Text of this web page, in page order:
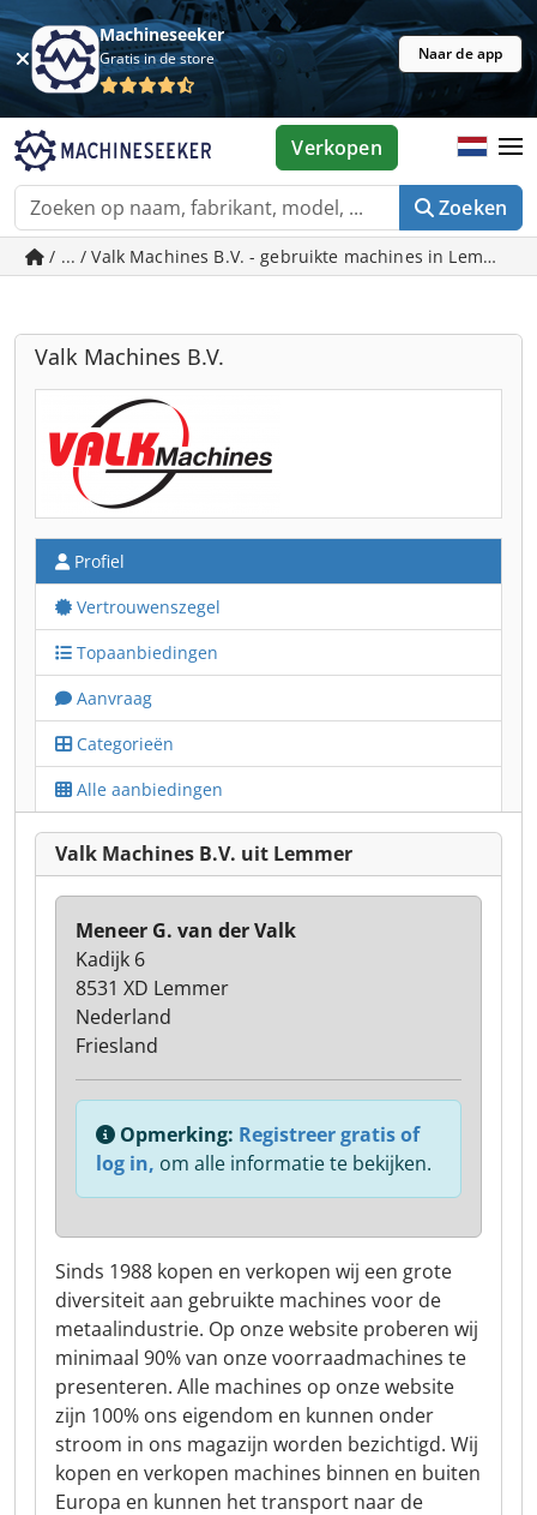
Machineseeker
Gratis in de store Naar de app
Zoeken
Verkopen
/ ... / Valk Machines B.V. - gebruikte machines in Lemmer
Valk Machines B.V.
Profiel
Vertrouwenszegel
Topaanbiedingen
Aanvraag
Categorieën
Alle aanbiedingen
Valk Machines B.V. uit Lemmer
Sinds 1988 kopen en verkopen wij een grote
diversiteit aan gebruikte machines voor de
metaalindustrie. Op onze website proberen wij
minimaal 90% van onze voorraadmachines te
presenteren. Alle machines op onze website
zijn 100% ons eigendom en kunnen onder
stroom in ons magazijn worden bezichtigd. Wij
kopen en verkopen machines binnen en buiten
Europa en kunnen het transport naar de
Meneer G. van der Valk
Kadijk 6
8531 XD Lemmer
Nederland
Friesland
Opmerking: Registreer gratis of
log in, om alle informatie te bekijken.